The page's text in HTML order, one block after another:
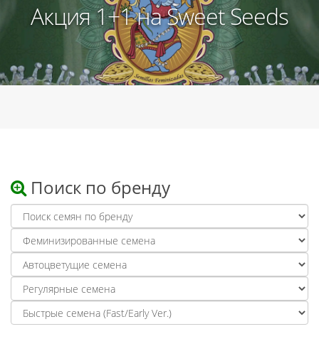
Акция 1+1 на Sweet Seeds
Поиск по бренду